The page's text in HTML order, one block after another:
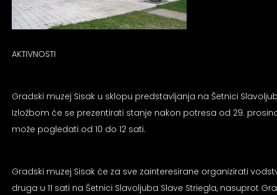
AKTIVNOSTI
Gradski muzej Sisak u sklopu predstavljanja na Šetnici
Izložbom će se prezentirati stanje nakon potresa od 29.
može pogledati od 10 do 12 sati.
Gradski muzej Sisak će za sve zainteresirane organizirati
druga u 11 sati na Šetnici Slavoljuba Slave Striegla, nasuprot